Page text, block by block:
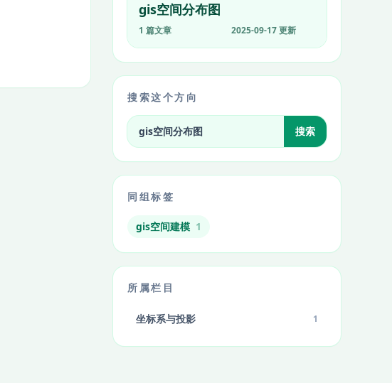
gis空间分布图
1 篇文章 2025-09-17 更新
搜索这个方向
搜索标签相关文章 搜索
同组标签
gis空间建模 1
所属栏目
坐标系与投影 1